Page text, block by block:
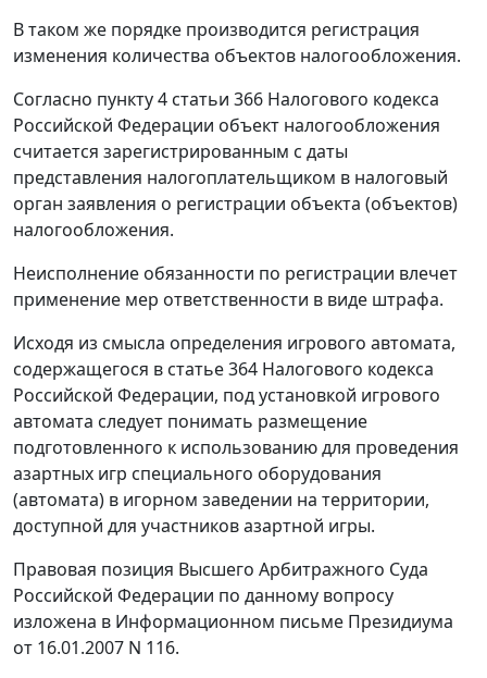
В таком же порядке производится регистрация
изменения количества объектов налогообложения.
Согласно пункту 4 статьи 366 Налогового кодекса
Российской Федерации объект налогообложения
считается зарегистрированным с даты
представления налогоплательщиком в налоговый
орган заявления о регистрации объекта (объектов)
налогообложения.
Неисполнение обязанности по регистрации влечет
применение мер ответственности в виде штрафа.
Исходя из смысла определения игрового автомата,
содержащегося в статье 364 Налогового кодекса
Российской Федерации, под установкой игрового
автомата следует понимать размещение
подготовленного к использованию для проведения
азартных игр специального оборудования
(автомата) в игорном заведении на территории,
доступной для участников азартной игры.
Правовая позиция Высшего Арбитражного Суда
Российской Федерации по данному вопросу
изложена в Информационном письме Президиума
от 16.01.2007 N 116.